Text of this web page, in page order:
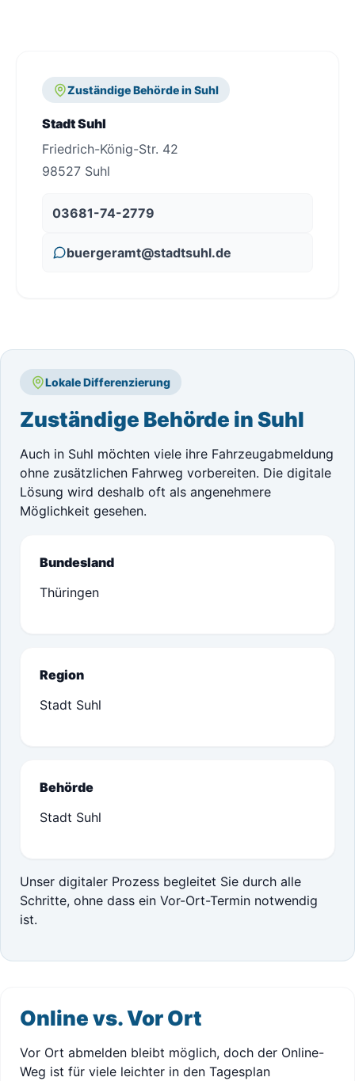
Zuständige Behörde in Suhl
Stadt Suhl
Friedrich-König-Str. 42
98527 Suhl
03681-74-2779
buergeramt@stadtsuhl.de
Lokale Differenzierung
Zuständige Behörde in Suhl
Auch in Suhl möchten viele ihre Fahrzeugabmeldung
ohne zusätzlichen Fahrweg vorbereiten. Die digitale
Lösung wird deshalb oft als angenehmere
Möglichkeit gesehen.
Bundesland
Thüringen
Region
Stadt Suhl
Behörde
Stadt Suhl
Unser digitaler Prozess begleitet Sie durch alle
Schritte, ohne dass ein Vor-Ort-Termin notwendig
ist.
Online vs. Vor Ort
Vor Ort abmelden bleibt möglich, doch der Online-
Weg ist für viele leichter in den Tagesplan